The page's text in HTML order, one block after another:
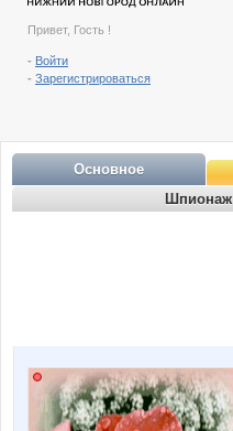
Привет, Гость !
- Войти
- Зарегистрироваться
Основное
Шпионаж